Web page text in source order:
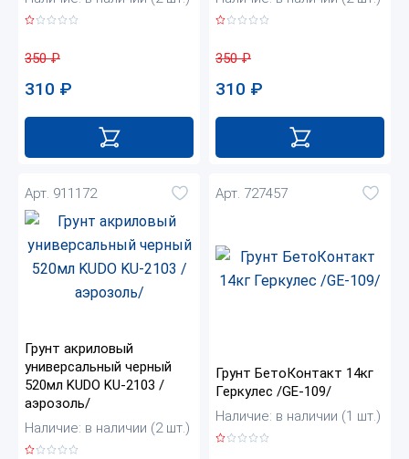
350₽
310 ₽
350₽
310 ₽
Арт. 911172
Грунт акриловый
универсальный черный
520мл KUDO KU-2103 /
аэрозоль/
Наличие: в наличии (2 шт.)
Арт. 727457
Грунт БетоКонтакт 14кг
Геркулес /GE-109/
Наличие: в наличии (1 шт.)